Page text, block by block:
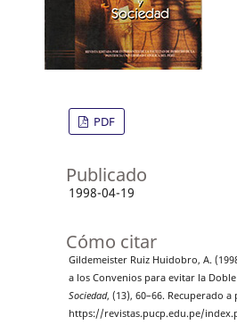
PDF
Publicado
1998-04-19
Cómo citar
Gildemeister Ruiz Huidobro, A.
a los Convenios para evitar la
Sociedad, (13), 60–66. Recuperado
https://revistas.pucp.edu.pe/